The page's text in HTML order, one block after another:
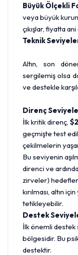
Büyük Ölçekli
veya büyük
çıkışlar, fiyatta
Teknik
Altın, son
sergilemiş olsa
ve destekle
Direnç
İlk kritik direnç,
geçmişte test
çekilmelerin
Bu seviyenin
direnci ve
zirveler)
kırılması, altın
tetikleyebilir.
Destek
İlk önemli destek
bölgesidir. Bu
destektir.